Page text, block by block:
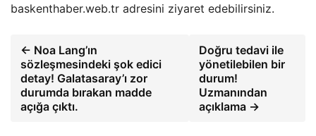
baskenthaber.web.tr adresini ziyaret edebilirsiniz.
← Noa Lang’ın
sözleşmesindeki şok edici
detay! Galatasaray’ı zor
durumda bırakan madde
açığa çıktı.
Doğru tedavi ile
yönetilebilen bir
durum!
Uzmanından
açıklama →